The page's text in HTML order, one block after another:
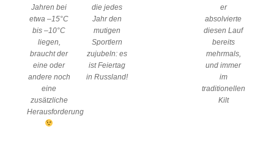
Jahren bei
etwa –15°C
bis –10°C
liegen,
braucht der
eine oder
andere noch
eine
zusätzliche
Herausforderung
die jedes
Jahr den
mutigen
Sportlern
zujubeln: es
ist Feiertag
in Russland!
er
absolvierte
diesen Lauf
bereits
mehrmals,
und immer
im
traditionellen
Kilt